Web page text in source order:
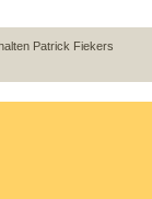
Patrick Fiekers